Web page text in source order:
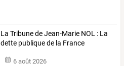
La TribunedeJean-Marie NOL : La
dette publiquede la France
6 août 2026